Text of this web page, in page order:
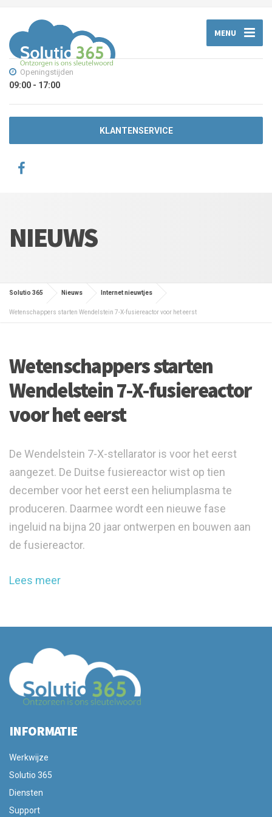
MENU
Openingstijden
09:00 - 17:00
KLANTENSERVICE
NIEUWS
Solutio 365 Nieuws Internet nieuwtjes
Wetenschappers starten Wendelstein 7-X-fusiereactor voor het eerst
Wetenschappers starten
Wendelstein 7-X-fusiereactor
voor het eerst
De Wendelstein 7-X-stellarator is voor het eerst
aangezet. De Duitse fusiereactor wist op tien
december voor het eerst een heliumplasma te
produceren. Daarmee wordt een nieuwe fase
ingeluid na bijna 20 jaar ontwerpen en bouwen aan
de fusiereactor.
Lees meer
INFORMATIE
Werkwijze
Solutio 365
Diensten
Support